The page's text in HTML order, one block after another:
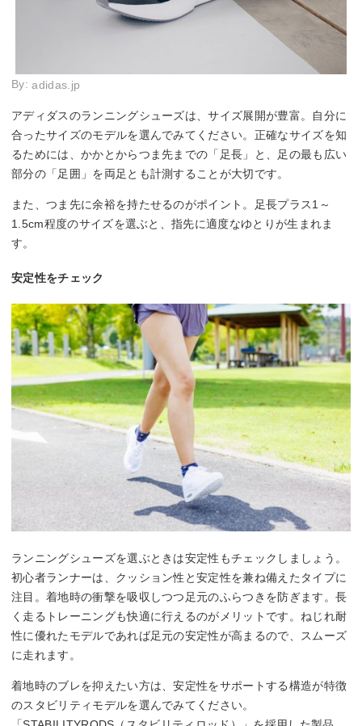
By:adidas.jp
アディダスのランニングシューズは、サイズ展開が豊富。自分に
合ったサイズのモデルを選んでみてください。正確なサイズを知
るためには、かかとからつま先までの「足長」と、足の最も広い
部分の「足囲」を両足とも計測することが大切です。
また、つま先に余裕を持たせるのがポイント。足長プラス1～
1.5cm程度のサイズを選ぶと、指先に適度なゆとりが生まれま
す。
安定性をチェック
ランニングシューズを選ぶときは安定性もチェックしましょう。
初心者ランナーは、クッション性と安定性を兼ね備えたタイプに
注目。着地時の衝撃を吸収しつつ足元のふらつきを防ぎます。長
く走るトレーニングも快適に行えるのがメリットです。ねじれ耐
性に優れたモデルであれば足元の安定性が高まるので、スムーズ
に走れます。
着地時のブレを抑えたい方は、安定性をサポートする構造が特徴
のスタビリティモデルを選んでみてください。